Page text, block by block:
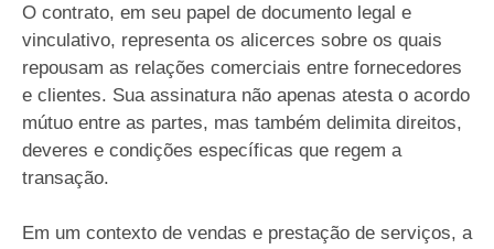
O contrato, em seu papel de documento legal e
vinculativo, representa os alicerces sobre os quais
repousam as relações comerciais entre fornecedores
e clientes. Sua assinatura não apenas atesta o acordo
mútuo entre as partes, mas também delimita direitos,
deveres e condições específicas que regem a
transação.
Em um contexto de vendas e prestação de serviços, a